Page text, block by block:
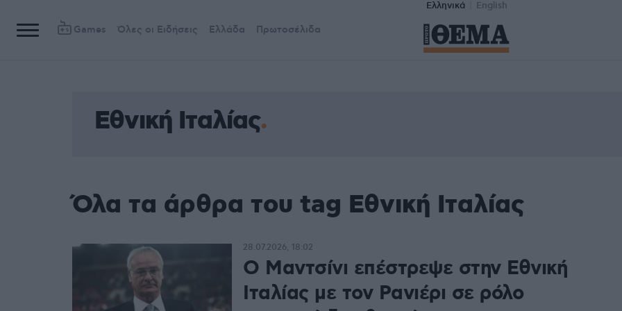
Ελληνικά English
Games Όλες οι Ειδήσεις Ελλάδα Πρωτοσέλιδα
Εθνική Ιταλίας
Όλα τα άρθρα του tag Εθνική Ιταλίας
Ο Μαντσίνι επέστρεψε στην Εθνική
Ιταλίας με τον Ρανιέρι σε ρόλο
28.07.2026, 18:02